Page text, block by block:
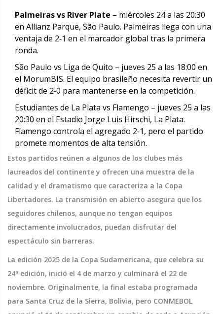
Palmeiras vs River Plate – miércoles 24 a las 20:30
en Allianz Parque, São Paulo. Palmeiras llega con una
ventaja de 2‑1 en el marcador global tras la primera
ronda.
São Paulo vs Liga de Quito – jueves 25 a las 18:00 en
el MorumBIS. El equipo brasileño necesita revertir un
déficit de 2‑0 para mantenerse en la competición.
Estudiantes de La Plata vs Flamengo – jueves 25 a las
20:30 en el Estadio Jorge Luis Hirschi, La Plata.
Flamengo controla el agregado 2‑1, pero el partido
promete momentos de alta tensión.
Estos partidos reúnen a algunos de los clubes más
laureados del continente y ofrecen una muestra de la
calidad y el dramatismo que caracteriza a la Copa
Libertadores. La transmisión en abierto asegura que los
seguidores chilenos, aunque no tengan equipos
directamente involucrados, puedan disfrutar del
espectáculo sin barreras.
La edición 2025 de la Copa Sudamericana, que celebra su
24ª edición, inició el 4 de marzo y culminará el 22 de
noviembre. Originalmente, la final estaba programada
para Santa Cruz de la Sierra, Bolivia, pero CONMEBOL